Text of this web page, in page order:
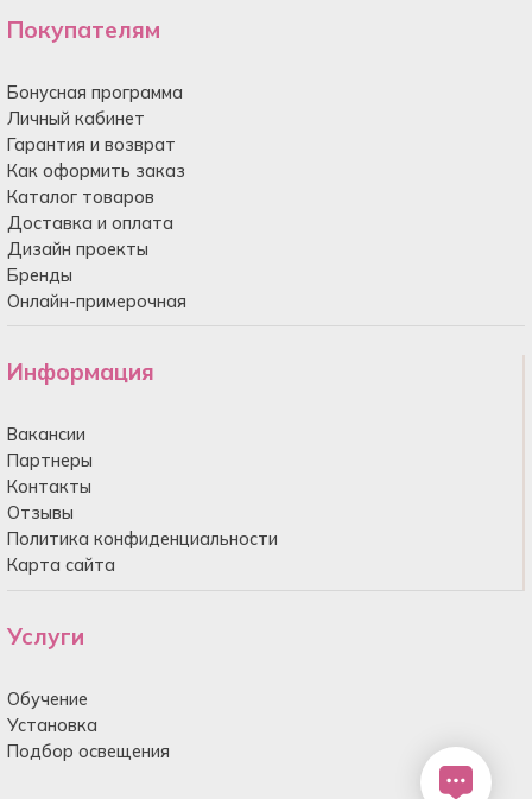
Покупателям
Бонусная программа
Личный кабинет
Гарантия и возврат
Как оформить заказ
Каталог товаров
Доставка и оплата
Дизайн проекты
Бренды
Онлайн-примерочная
Информация
Вакансии
Партнеры
Контакты
Отзывы
Политика конфиденциальности
Карта сайта
Услуги
Обучение
Установка
Подбор освещения